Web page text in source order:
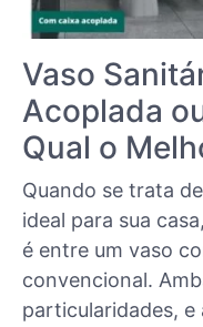
Vaso
Acoplada
Qual o
Quando se trata
ideal para sua
é entre um vaso
convencional.
particularidades,